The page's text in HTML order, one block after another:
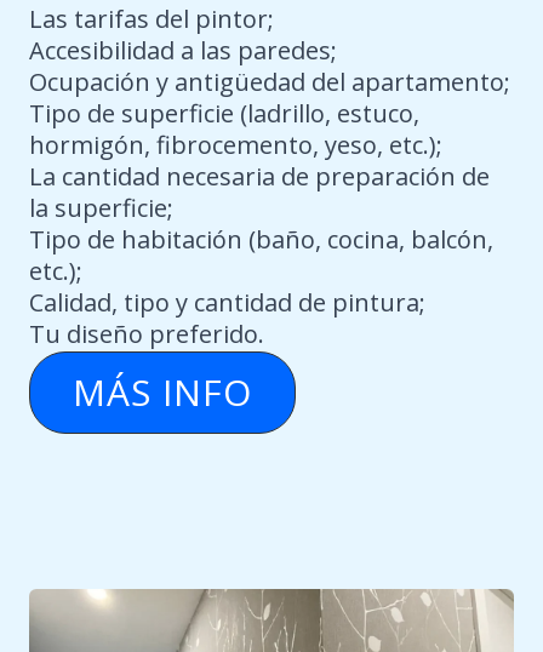
Las tarifas del pintor;
Accesibilidad a las paredes;
Ocupación y antigüedad del apartamento;
Tipo de superficie (ladrillo, estuco,
hormigón, fibrocemento, yeso, etc.);
La cantidad necesaria de preparación de
la superficie;
Tipo de habitación (baño, cocina, balcón,
etc.);
Calidad, tipo y cantidad de pintura;
Tu diseño preferido.
MÁS INFO